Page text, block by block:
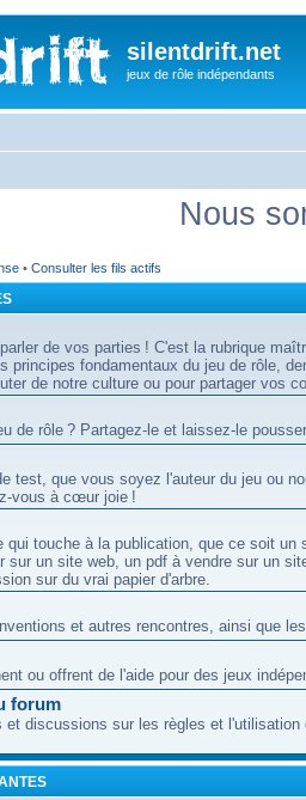
silentdrift.net
jeux de rôle indépendants
Nous
• Consulter les fils actifs
de vos parties ! C'est la rubrique
principes fondamentaux du jeu de rôle,
de notre culture ou pour partager vos
de rôle ? Partagez-le et laissez-le
test, que vous soyez l'auteur du jeu ou
vous à cœur joie !
qui touche à la publication, que ce soit un
sur un site web, un pdf à vendre sur un
sur du vrai papier d'arbre.
et autres rencontres, ainsi que
ou offrent de l'aide pour des jeux
forum
et discussions sur les règles et l'utilisation